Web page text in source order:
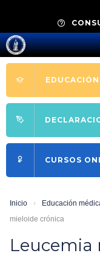
CURSOS
Inicio › Educación
mieloide crónica
Leucemia